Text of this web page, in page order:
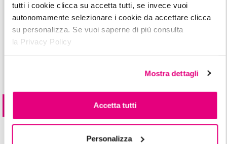
tutti i cookie clicca su accetta tutti, se invece vuoi
autonomamente selezionare i cookie da accettare clicca
su personalizza. Se vuoi saperne di più consulta
la Privacy Policy
Mostra dettagli
Accetta tutti
Personalizza